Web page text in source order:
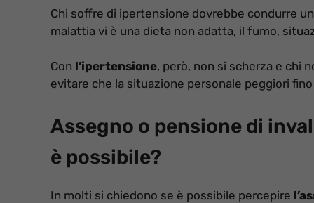
Chi soffre di ipertensione dovrebbe condurre
malattia vi è una dieta non adatta, il fumo,
Con l’ipertensione, però, non si scherza e chi
evitare che la situazione personale peggiori
Assegno o pensione di
è possibile?
In molti si chiedono se è possibile percepire